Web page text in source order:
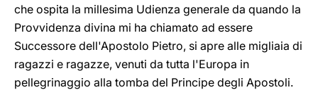
che ospita la millesima Udienza generale da quando la
Provvidenza divina mi ha chiamato ad essere
Successore dell'Apostolo Pietro, si apre alle migliaia di
ragazzi e ragazze, venuti da tutta l'Europa in
pellegrinaggio alla tomba del Principe degli Apostoli.